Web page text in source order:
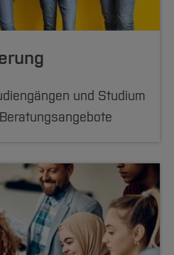
und Studium